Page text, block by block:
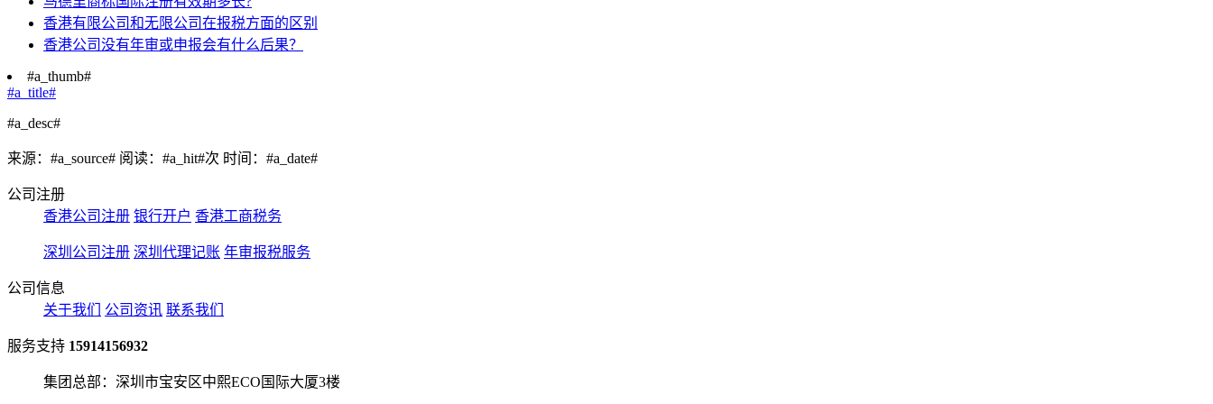
香港有限公司和无限公司在报税方面的区别
香港公司没有年审或申报会有什么后果？
#a_thumb#
#a_title#
#a_desc#
来源：#a_source# 阅读：#a_hit#次 时间：#a_date#
公司注册
香港公司注册 银行开户 香港工商税务
深圳公司注册 深圳代理记账 年审报税服务
公司信息
关于我们
公司资讯 联系我们
服务支持 15914156932
集团总部：深圳市宝安区中熙ECO国际大厦3楼